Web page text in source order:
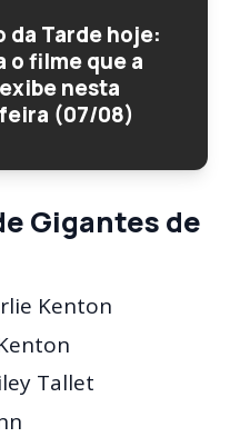
da Tarde hoje:
o filme que a
nesta
(07/08)
Gigantes de
Kenton
Tallet